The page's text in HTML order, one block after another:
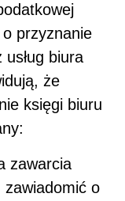
przyznanie
biura
że
księgi biuru
zawarcia
o